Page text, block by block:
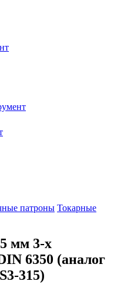
патроны Токарные
мм 3-х
6350 (аналог
315)